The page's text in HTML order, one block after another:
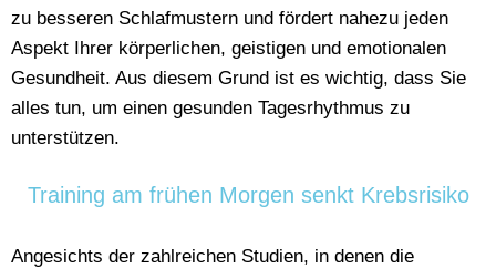
zu besseren Schlafmustern und fördert nahezu jeden
Aspekt Ihrer körperlichen, geistigen und emotionalen
Gesundheit. Aus diesem Grund ist es wichtig, dass Sie
alles tun, um einen gesunden Tagesrhythmus zu
unterstützen.
Training am frühen Morgen senkt Krebsrisiko
Angesichts der zahlreichen Studien, in denen die